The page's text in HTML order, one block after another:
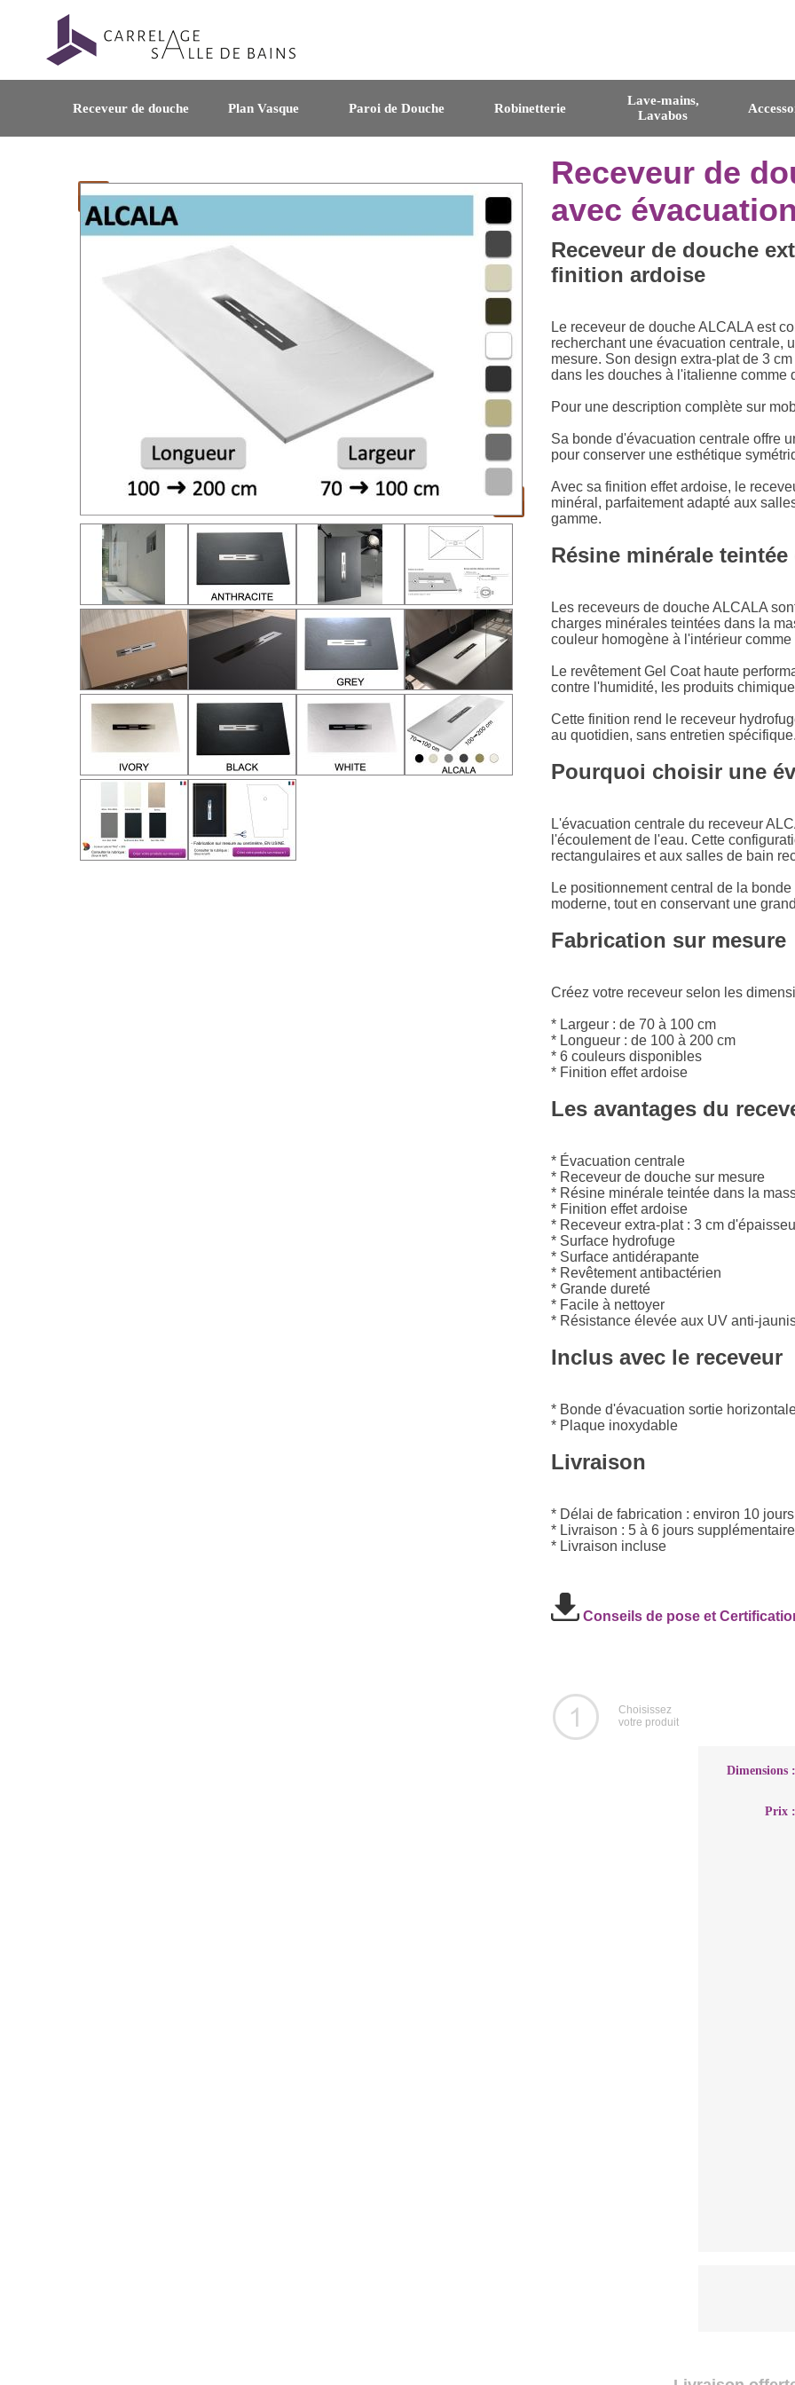
Receveur de douche Plan Vasque Paroi de Douche Robinetterie
Lave-mains,
Lavabos
Receveur de
avec
Receveur de douche
finition ardoise
Le receveur de douche ALCALA est
recherchant une évacuation centrale,
mesure. Son design extra-plat de 3
dans les douches à l'italienne comme
Pour une description complète sur
Sa bonde d'évacuation centrale offre
pour conserver une esthétique
Avec sa finition effet ardoise, le
minéral, parfaitement adapté aux
gamme.
Résine minérale
Les receveurs de douche ALCALA
charges minérales teintées dans la
couleur homogène à l'intérieur
Le revêtement Gel Coat haute
contre l'humidité, les produits
Cette finition rend le receveur
au quotidien, sans entretien spécifique.
Pourquoi choisir une
L'évacuation centrale du receveur
l'écoulement de l'eau. Cette
rectangulaires et aux salles de bain
Le positionnement central de la
moderne, tout en conservant une
Fabrication sur mesure
Créez votre receveur selon les
* Largeur : de 70 à 100 cm
* Longueur : de 100 à 200 cm
* 6 couleurs disponibles
* Finition effet ardoise
Les avantages du
* Évacuation centrale
* Receveur de douche sur mesure
* Résine minérale teintée dans la
* Finition effet ardoise
* Receveur extra-plat : 3 cm
* Surface hydrofuge
* Surface antidérapante
* Revêtement antibactérien
* Grande dureté
* Facile à nettoyer
* Résistance élevée aux UV anti-
Inclus avec le receveur
* Bonde d'évacuation sortie
* Plaque inoxydable
Livraison
* Délai de fabrication : environ 10 jours
* Livraison : 5 à 6 jours
* Livraison incluse
Conseils de pose et
Choisissez
votre produit
Dimensions :
Prix :